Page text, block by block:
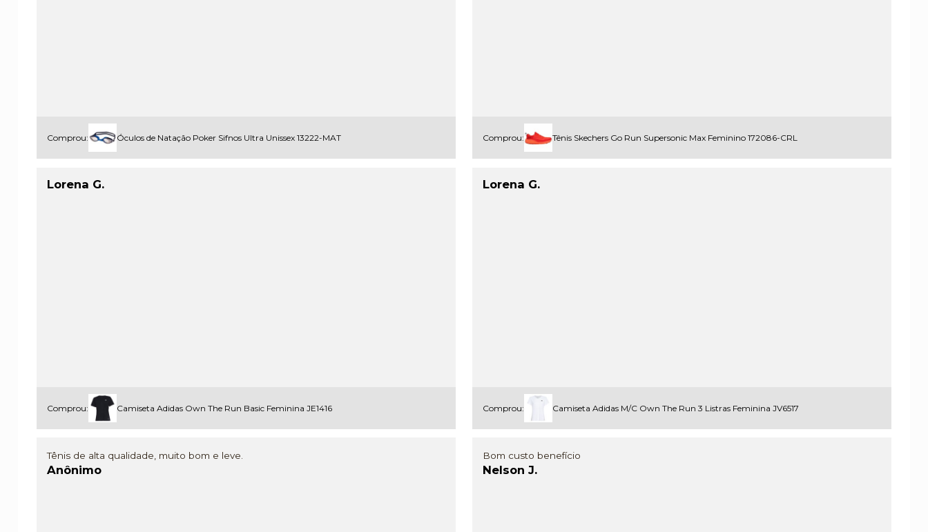
Comprou: Óculos de Natação Poker Sifnos Ultra Unissex 13222-MAT Comprou: Tênis Skechers Go Run Supersonic Max Feminino 172086-CRL
Lorena G.
Comprou: Camiseta Adidas Own The Run Basic Feminina JE1416
Lorena G.
Comprou: Camiseta Adidas M/C Own The Run 3 Listras Feminina JV6517
Tênis de alta qualidade, muito bom e leve.
Anônimo
Bom custo benefício
Nelson J.